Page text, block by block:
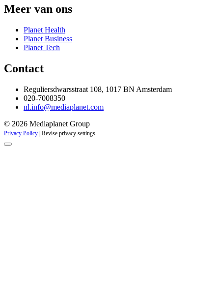
Meer van ons
Planet Health
Planet Business
Planet Tech
Contact
Reguliersdwarsstraat 108, 1017 BN Amsterdam
020-7008350
nl.info@mediaplanet.com
© 2026 Mediaplanet Group
Privacy Policy Revise privacy settings